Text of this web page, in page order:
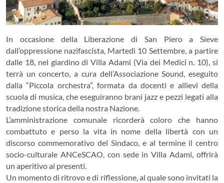
In occasione della Liberazione di San Piero a Sieve
dall’oppressione nazifascista, Martedì 10 Settembre, a partire
dalle 18, nel giardino di Villa Adami (Via dei Medici n. 10), si
terrà un concerto, a cura dell’Associazione Sound, eseguito
dalla “Piccola orchestra”, formata da docenti e allievi della
scuola di musica, che eseguiranno brani jazz e pezzi legati alla
tradizione storica della nostra Nazione.
L’amministrazione comunale ricorderà coloro che hanno
combattuto e perso la vita in nome della libertà con un
discorso commemorativo del Sindaco, e al termine il centro
socio-culturale ANCeSCAO, con sede in Villa Adami, offrirà
un aperitivo ai presenti.
Un momento di ritrovo e di riflessione, al quale sono invitati la